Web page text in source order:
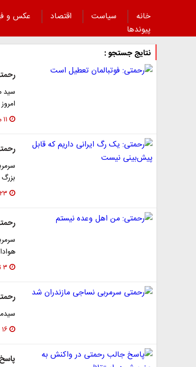
خانه سیاست اقتصاد عکس و
پیوند‌ها
نتایج جستجو :
سید
۱۱ مهر ۱۴۰۲
۲۳ شهریور ۱۴۰۲
۳ تیر ۱۴۰۲
۱۶ خرداد ۱۴۰۲